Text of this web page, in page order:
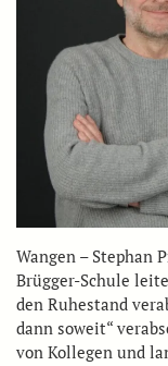
Wangen – Stephan
Brügger-Schule
den Ruhestand
dann soweit“
von Kollegen und